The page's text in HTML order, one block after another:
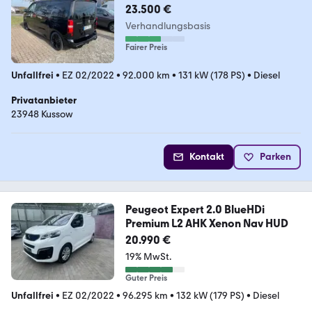
23.500 €
Verhandlungsbasis
Fairer Preis
Unfallfrei • EZ 02/2022 • 92.000 km • 131 kW (178 PS) • Diesel
Privatanbieter
23948 Kussow
Kontakt Parken
Peugeot Expert 2.0 BlueHDi
Premium L2 AHK Xenon Nav HUD
20.990 €
19% MwSt.
Guter Preis
Unfallfrei • EZ 02/2022 • 96.295 km • 132 kW (179 PS) • Diesel